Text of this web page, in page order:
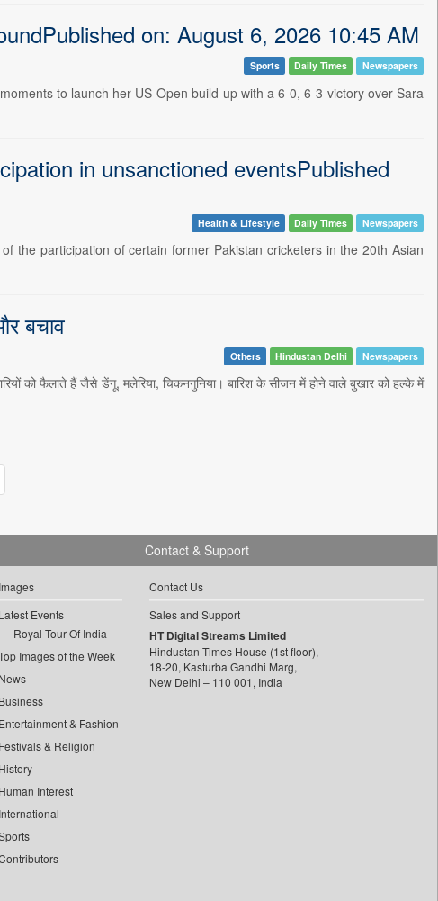
on: August 6, 2026 10:45 AM
Sports Daily Times Newspapers
to launch her US Open build-up with a 6-0, 6-3 victory over Sara
in unsanctioned eventsPublished
Health & Lifestyle Daily Times Newspapers
the participation of certain former Pakistan cricketers in the 20th Asian
बचाव
Others Hindustan Delhi Newspapers
को फैलाते हैं जैसे डेंगू, मलेरिया, चिकनगुनिया। बारिश के सीजन में होने वाले बुखार को हल्के में
Images
Latest Events
Royal Tour Of India
Images of the Week
News
Business
Entertainment & Fashion
Festivals & Religion
History
Human Interest
International
Contact & Support
Contact Us
Sales and Support
HT Digital Streams Limited
Hindustan Times House (1st floor),
18-20, Kasturba Gandhi Marg,
New Delhi – 110 001, India